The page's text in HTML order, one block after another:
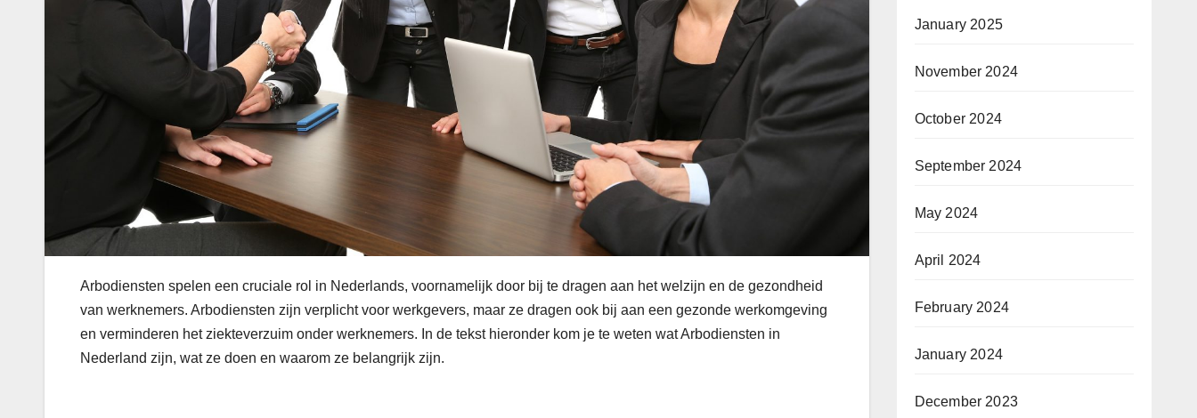
Arbodiensten spelen een cruciale rol in Nederlands, voornamelijk door bij te dragen aan het welzijn en de gezondheid
van werknemers. Arbodiensten zijn verplicht voor werkgevers, maar ze dragen ook bij aan een gezonde werkomgeving
en verminderen het ziekteverzuim onder werknemers. In de tekst hieronder kom je te weten wat Arbodiensten in
Nederland zijn, wat ze doen en waarom ze belangrijk zijn.
January 2025
November 2024
October 2024
September 2024
May 2024
April 2024
February 2024
January 2024
December 2023